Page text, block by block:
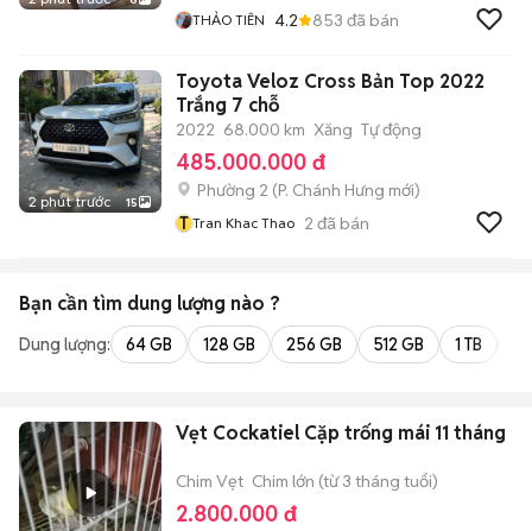
THẢO TIÊN 4.2 853 đã bán
2 phút trước 15
Toyota Veloz Cross Bản Top 2022
Trắng 7 chỗ
2022 68.000 km Xăng Tự động
485.000.000 đ
Phường 2 (P. Chánh Hưng mới)
T Tran Khac Thao 2 đã bán
Bạn cần tìm dung lượng nào ?
Dung lượng: 64 GB 128 GB 256 GB 512 GB 1 TB
Vẹt Cockatiel Cặp trống mái 11 tháng
Chim Vẹt Chim lớn (từ 3 tháng tuổi)
2.800.000 đ